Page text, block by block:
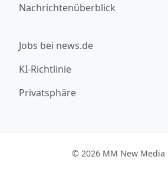
Nachrichtenüberblick
Jobs bei news.de
KI-Richtlinie
Privatsphäre
© 2026 MM New Media